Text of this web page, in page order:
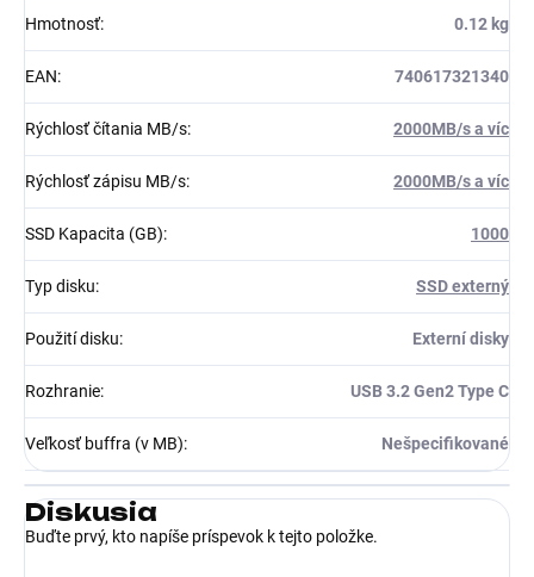
Hmotnosť: 0.12 kg
EAN: 740617321340
Rýchlosť čítania MB/s: 2000MB/s a víc
Rýchlosť zápisu MB/s: 2000MB/s a víc
SSD Kapacita (GB): 1000
Typ disku: SSD externý
Použití disku: Externí disky
Rozhranie: USB 3.2 Gen2 Type C
Veľkosť buffra (v MB): Nešpecifikované
Diskusia
Buďte prvý, kto napíše príspevok k tejto položke.